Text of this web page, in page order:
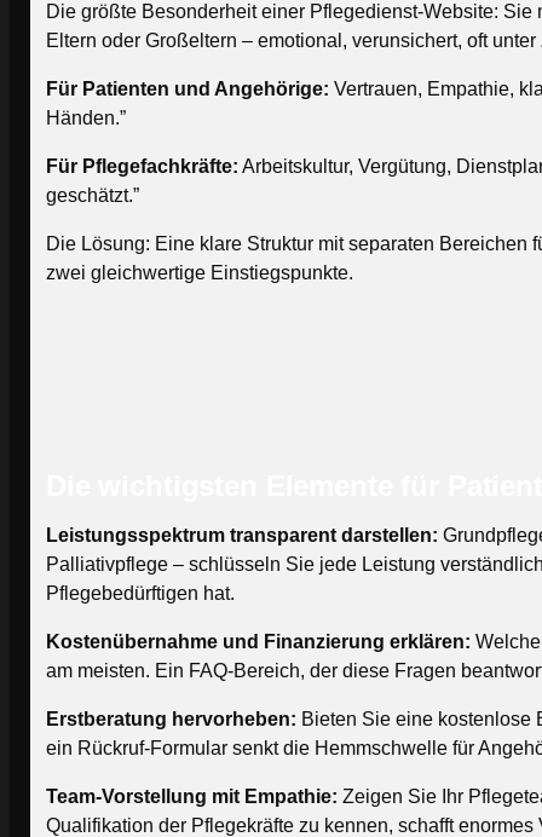
Die größte Besonderheit einer Pflegedienst-Website:
Eltern oder Großeltern – emotional, verunsichert, oft
Für Patienten und Angehörige: Vertrauen, Empathie,
Händen.”
Für Pflegefachkräfte: Arbeitskultur, Vergütung,
geschätzt.”
Die Lösung: Eine klare Struktur mit separaten Bereichen
zwei gleichwertige Einstiegspunkte.
Leistungsspektrum transparent darstellen:
Palliativpflege – schlüsseln Sie jede Leistung
Pflegebedürftigen hat.
Kostenübernahme und Finanzierung erklären:
am meisten. Ein FAQ-Bereich, der diese Fragen
Erstberatung hervorheben: Bieten Sie eine kostenlose
ein Rückruf-Formular senkt die Hemmschwelle für
Team-Vorstellung mit Empathie: Zeigen Sie Ihr
Qualifikation der Pflegekräfte zu kennen, schafft enormes